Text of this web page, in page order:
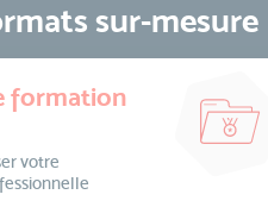
sur-mesure
formation
votre